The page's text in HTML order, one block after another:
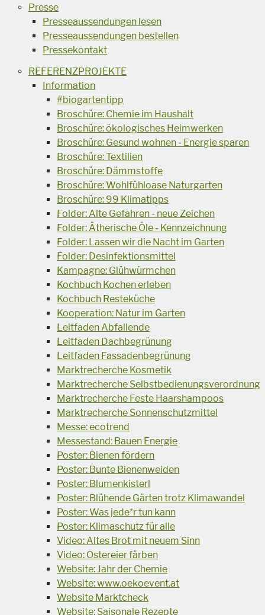
Presse
Presseaussendungen lesen
Presseaussendungen bestellen
Pressekontakt
REFERENZPROJEKTE
Information
#biogartentipp
Broschüre: Chemie im Haushalt
Broschüre: ökologisches Heimwerken
Broschüre: Gesund wohnen - Energie sparen
Broschüre: Textilien
Broschüre: Dämmstoffe
Broschüre: Wohlfühloase Naturgarten
Broschüre: 99 Klimatipps
Folder: Alte Gefahren - neue Zeichen
Folder: Ätherische Öle - Kennzeichnung
Folder: Lassen wir die Nacht im Garten
Folder: Desinfektionsmittel
Kampagne: Glühwürmchen
Kochbuch Kochen erleben
Kochbuch Resteküche
Kooperation: Natur im Garten
Leitfaden Abfallende
Leitfaden Dachbegrünung
Leitfaden Fassadenbegrünung
Marktrecherche Kosmetik
Marktrecherche Selbstbedienungsverordnung
Marktrecherche Feste Haarshampoos
Marktrecherche Sonnenschutzmittel
Messe: ecotrend
Messestand: Bauen Energie
Poster: Bienen fördern
Poster: Bunte Bienenweiden
Poster: Blumenkisterl
Poster: Blühende Gärten trotz Klimawandel
Poster: Was jede*r tun kann
Poster: Klimaschutz für alle
Video: Altes Brot mit neuem Sinn
Video: Ostereier färben
Website: Jahr der Chemie
Website: www.oekoevent.at
Website Marktcheck
Website: Saisonale Rezepte